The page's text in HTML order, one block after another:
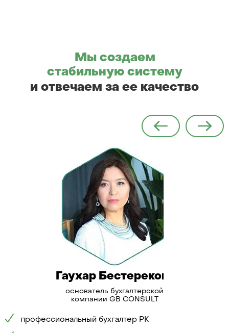
и отвечаем за ее качество
Мы создаем
стабильную систему
Гаухар Бестерекова
основатель бухгалтерской
компании GB CONSULT
профессиональный бухгалтер РК